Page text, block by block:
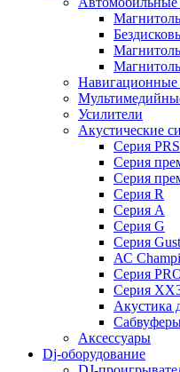
Навигационные
Усилители
Акустические
Cерия PRS
Cерия
Cерия
Cерия R
Cерия A
Cерия G
Cерия
АС
Cерия
Cерия
Акустика
Аксессуары
Dj-оборудование